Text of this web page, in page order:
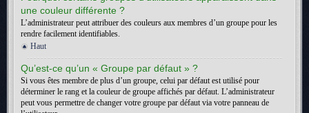
une couleur différente ?
L’administrateur peut attribuer des couleurs aux membres d’un groupe pour les
rendre facilement identifiables.
Haut
Qu’est-ce qu’un « Groupe par défaut » ?
Si vous êtes membre de plus d’un groupe, celui par défaut est utilisé pour
déterminer le rang et la couleur de groupe affichés par défaut. L’administrateur
peut vous permettre de changer votre groupe par défaut via votre panneau de